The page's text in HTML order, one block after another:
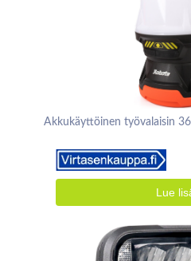
Akkukäyttöinen työvalaisin
Lue